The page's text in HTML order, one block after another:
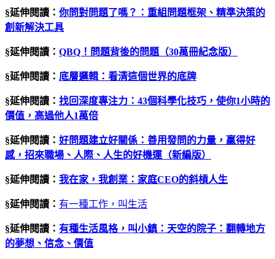
§延伸閱讀： 你問對問題了嗎？：重組問題框架、精準決策的
創新解決工具
§延伸閱讀： QBQ！問題背後的問題（30萬冊紀念版）
§延伸閱讀： 底層邏輯：看清這個世界的底牌
§延伸閱讀： 找回深度專注力：43個科學化技巧，使你1小時的
價值，高過他人1萬倍
§延伸閱讀： 好問題建立好關係：善用發問的力量，贏得好
感，招來職場、人際、人生的好機運（新編版）
§延伸閱讀： 我在家，我創業：家庭CEO的斜槓人生
§延伸閱讀： 有一種工作，叫生活
§延伸閱讀： 有種生活風格，叫小鎮：天空的院子：翻轉地方
的夢想、信念、價值